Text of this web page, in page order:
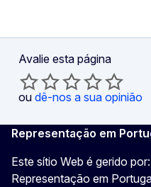
Avalie esta página
ou dê-nos a sua opinião
Representação em
Este sítio Web é gerido por:
Representação em